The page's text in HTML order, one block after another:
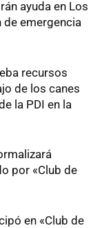
ayuda en Los
de emergencia
recursos
de los canes
la PDI en la
por «Club de
en «Club de